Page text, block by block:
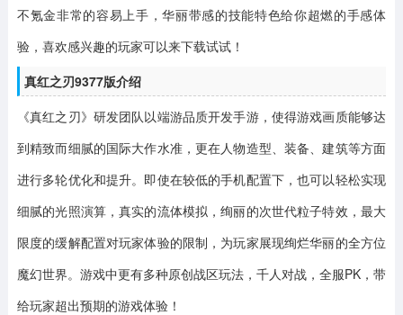
不氪金非常的容易上手，华丽带感的技能特色给你超燃的手感体
验，喜欢感兴趣的玩家可以来下载试试！
真红之刃9377版介绍
《真红之刃》研发团队以端游品质开发手游，使得游戏画质能够达
到精致而细腻的国际大作水准，更在人物造型、装备、建筑等方面
进行多轮优化和提升。即使在较低的手机配置下，也可以轻松实现
细腻的光照演算，真实的流体模拟，绚丽的次世代粒子特效，最大
限度的缓解配置对玩家体验的限制，为玩家展现绚烂华丽的全方位
魔幻世界。游戏中更有多种原创战区玩法，千人对战，全服PK，带
给玩家超出预期的游戏体验！